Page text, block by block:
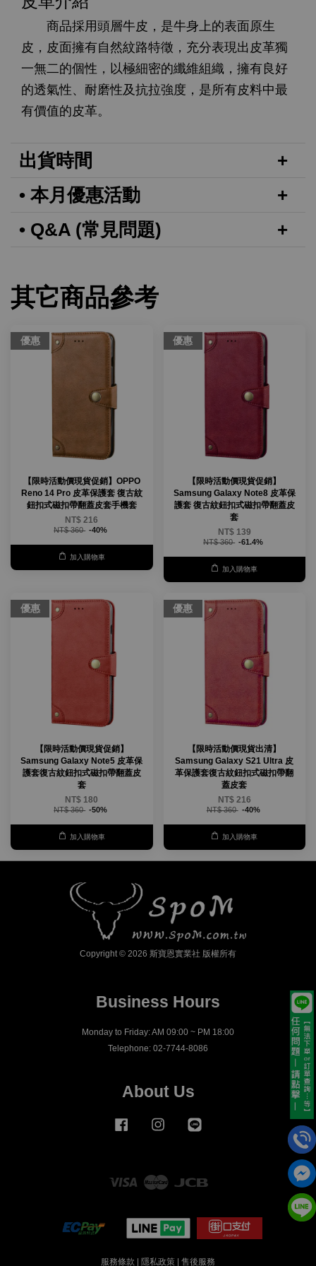
商品採用頭層牛皮，是牛身上的表面原生
皮，皮面擁有自然紋路特徵，充分表現出皮革獨
一無二的個性，以極細密的纖維組織，擁有良好
的透氣性、耐磨性及抗拉強度，是所有皮料中最
有價值的皮革。
出貨時間
• 本月優惠活動
• Q&A (常見問題)
其它商品參考
優惠
【限時活動價現貨促銷】OPPO
Reno 14 Pro 皮革保護套 復古紋
鈕扣式磁扣帶翻蓋皮套手機套
NT$ 216
NT$ 360 -40%
加入購物車
優惠
【限時活動價現貨促銷】
Samsung Galaxy Note8 皮革保
護套 復古紋鈕扣式磁扣帶翻蓋皮
套
NT$ 139
NT$ 360 -61.4%
加入購物車
優惠
【限時活動價現貨促銷】
Samsung Galaxy Note5 皮革保
護套復古紋鈕扣式磁扣帶翻蓋皮
套
NT$ 180
NT$ 360 -50%
加入購物車
優惠
【限時活動價現貨出清】
Samsung Galaxy S21 Ultra 皮
革保護套復古紋鈕扣式磁扣帶翻
蓋皮套
NT$ 216
NT$ 360 -40%
加入購物車
Copyright © 2026 斯寶恩實業社 版權所有
Business Hours
Monday to Friday: AM 09:00 ~ PM 18:00
Telephone: 02-7744-8086
About Us
Facebook Instagram
Visa Master
服務條款 隱私政策 售後服務